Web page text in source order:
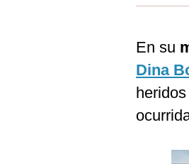
En su
Dina